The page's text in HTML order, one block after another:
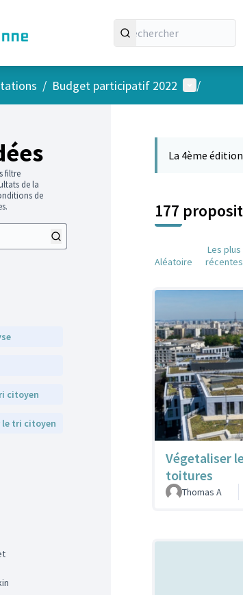
/ Budget participatif 2022 Menu
/
filtre
de la
de
citoyen
le tri citoyen
La 4ème
177
Aléatoire
Les plus
récentes
Végetaliser
toitures
Thomas A